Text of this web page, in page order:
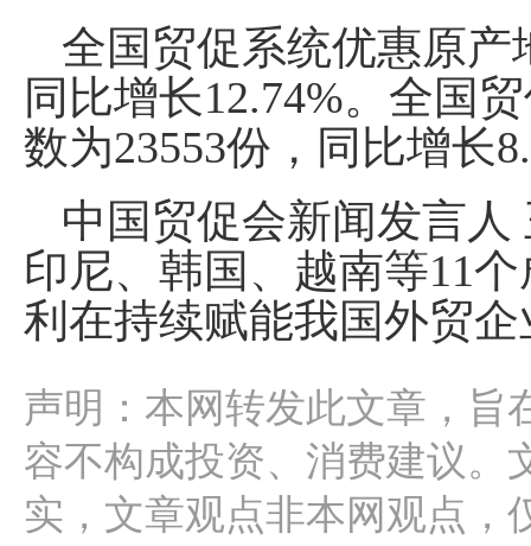
全国贸促系统优惠原产
同比增长12.74%。全国
数为23553份，同比增长
中国贸促会新闻发言
印尼、韩国、越南等11
利在持续赋能我国外贸企
声明：本网转发此文章，旨
容不构成投资、消费建议。
实，文章观点非本网观点，